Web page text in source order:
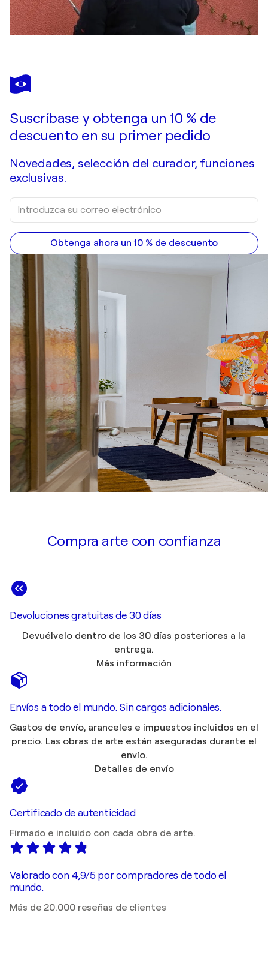
Suscríbase y obtenga un 10 % de
descuento en su primer pedido
Novedades, selección del curador, funciones
exclusivas.
Obtenga ahora un 10 % de descuento
Compra arte con confianza
Devoluciones gratuitas de 30 días
Devuélvelo dentro de los 30 días posteriores a la
entrega.
Más información
Envíos a todo el mundo. Sin cargos adicionales.
Gastos de envío, aranceles e impuestos incluidos en el
precio. Las obras de arte están aseguradas durante el
envío.
Detalles de envío
Certificado de autenticidad
Firmado e incluido con cada obra de arte.
Valorado con 4,9/5 por compradores de todo el
mundo.
Más de 20.000 reseñas de clientes